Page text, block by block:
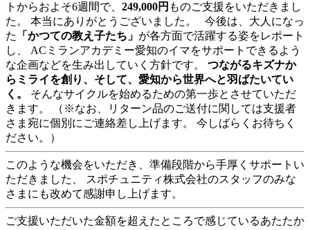
トからおよそ6週間で、 249,000円 ものご支援をいただきまし
た。 本当にありがとうございました。 今後は、大人になっ
た
「かつての教え子たち」 が各方面で活躍する姿をレポート
し、 ACミランアカデミー愛知のイマをサポートできるよう
な企画などを生み出していく方針です。 つながるキズナか
らミライを創り、そして、愛知から世界へと羽ばたいてい
く。
そんなサイクルを始めるための第一歩とさせていただ
きます。 （※なお、リターン品のご送付に関しては支援者
さま宛に個別にご連絡差し上げます。 今しばらくお待ちく
ださい。）
このような機会をいただき、準備段階から手厚くサポートい
ただきました、 スポチュニティ株式会社のスタッフのみな
さまにも改めて感謝申し上げます。
ご支援いただいた金額を超えたところで感じているあたたか